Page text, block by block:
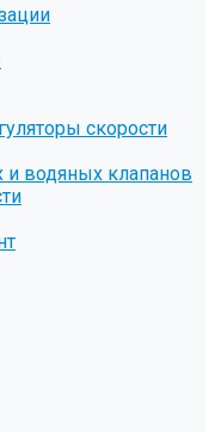
скорости
водяных клапанов